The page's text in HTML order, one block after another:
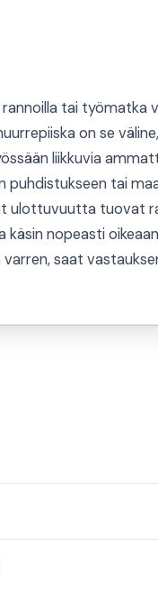
tai työmatka
on se
liikkuvia
tai
ulottuvuutta tuovat
nopeasti
saat